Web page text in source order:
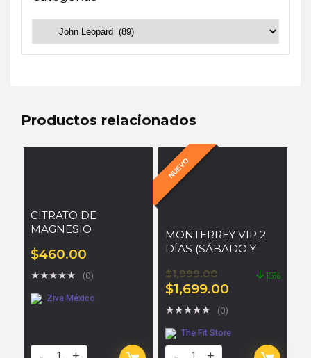
Productos relacionados
CITRATO DE
MAGNESIO
$460.00
★★★★★ (0)
Ziva México
NUEVO
MONTERREY VIP 2
DÍAS (SÁBADO Y
$1,999.00
$1,699.00
15%
★★★★★ (0)
The Fit Store